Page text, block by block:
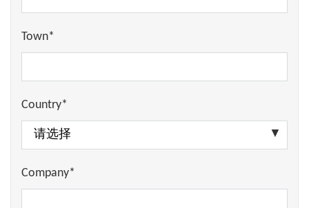
Town*
Country*
Company*